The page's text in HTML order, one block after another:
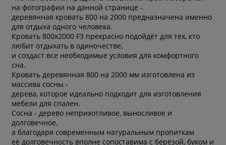
на фотографии на данной странице -
деревянная кровать 800 на 2000 предназначена именно
для отдыха одного человека.
Кровать 800х2000 F3 прекрасно подойдёт для тех, кто
любит отдыхать в одиночестве,
и создаст все необходимые условия для комфортного
сна.
Кровать деревянная 800 на 2000 мм изготовлена из
массива сосны -
дерева, которое идеально подходит для изготовления
мебели для спален.
Сосна - дерево неприхотливое, выносливое и
долговечное,
а благодаря современным натуральным пропиткам
её долговечность вполне сопоставима с берёзой, буком и